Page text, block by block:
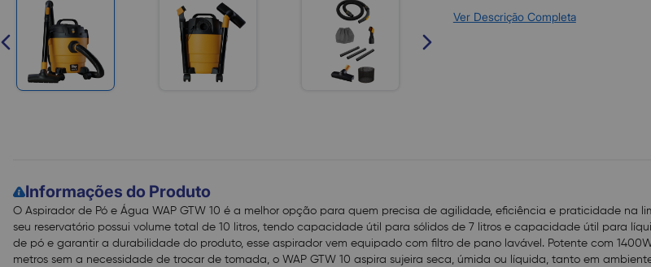
acessórios, o que facilita o seu
Um produto com a tecnologia e o já
WAP!
Ver Descrição Completa
Informações do Produto
O Aspirador de Pó e Água WAP GTW 10 é a melhor opção para quem precisa de agilidade, eficiência e praticidade na
seu reservatório possui volume total de 10 litros, tendo capacidade útil para sólidos de 7 litros e capacidade útil para
de pó e garantir a durabilidade do produto, esse aspirador vem equipado com filtro de pano lavável. Potente com
metros sem a necessidade de trocar de tomada, o WAP GTW 10 aspira sujeira seca, úmida ou líquida, tanto em